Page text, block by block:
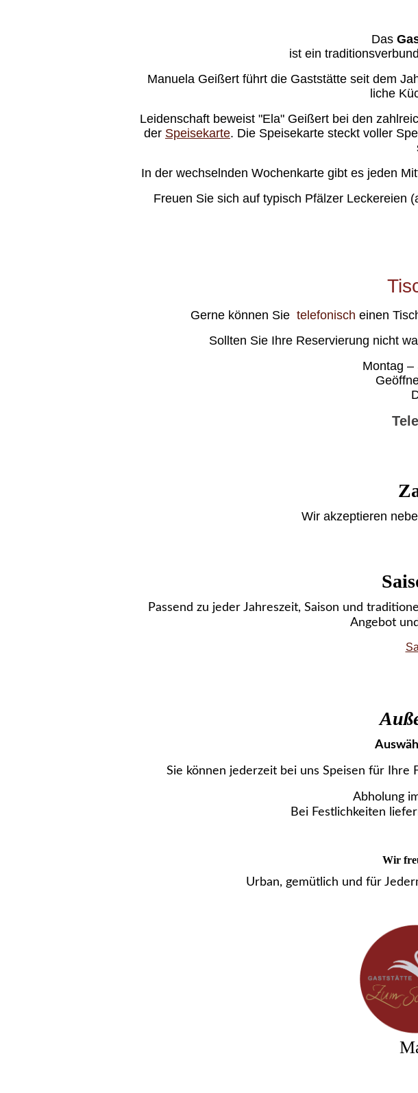
Das
ist ein
Manuela Geißert führt die Gaststätte seit dem
liche
Leidenschaft beweist "Ela" Geißert bei den
der Speise­karte. Die Speisekarte steckt vol­ler
In der wechselnden Wochenkarte gibt es jeden
Freuen Sie sich auf typisch Pfälzer Leckereien
Gerne können Sie telefonisch einen
Sollten Sie Ihre Reservierung nicht
Montag –
Wir akzeptieren
Passend zu jeder Jahreszeit, Saison und
Angebot
Sie können jederzeit bei uns Speisen für Ihre
Abholung
Bei Festlichkeiten
Wir
Urban, gemütlich und für